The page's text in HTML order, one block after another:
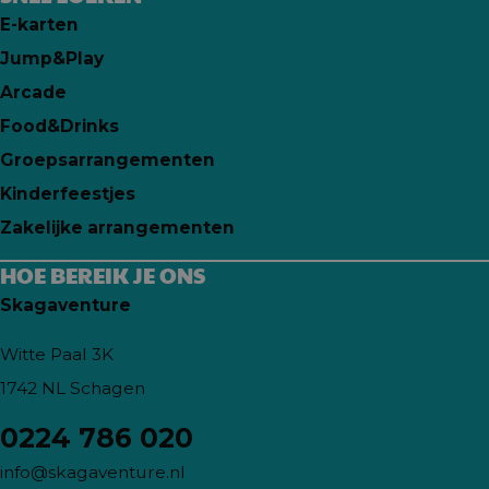
E-karten
Jump&Play
Arcade
Food&Drinks
Groepsarrangementen
Kinderfeestjes
Zakelijke arrangementen
HOE BEREIK JE ONS
Skagaventure
Witte Paal 3K
1742 NL Schagen
0224 786 020
info@skagaventure.nl